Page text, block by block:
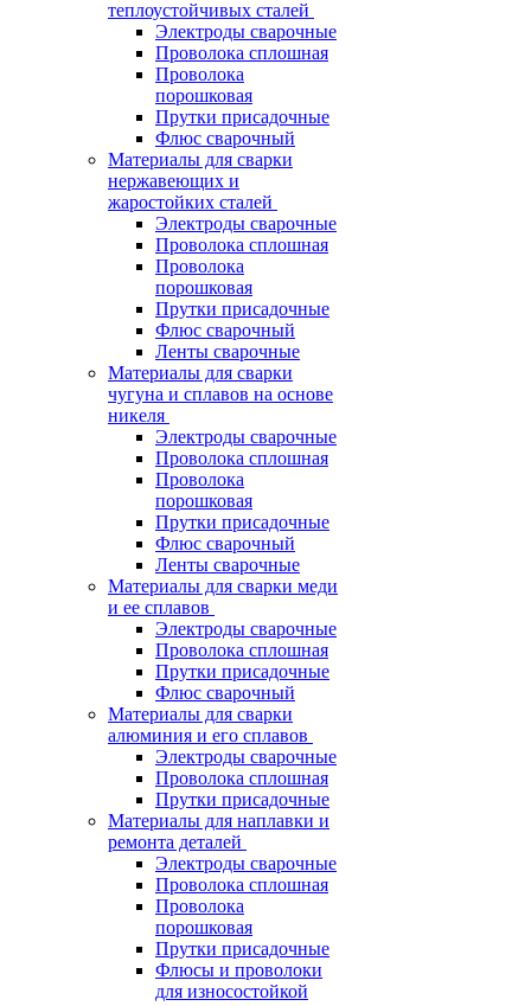
теплоустойчивых сталей
Электроды сварочные
Проволока сплошная
Проволока
порошковая
Прутки присадочные
Флюс сварочный
Материалы для сварки
нержавеющих и
жаростойких сталей
Электроды сварочные
Проволока сплошная
Проволока
порошковая
Прутки присадочные
Флюс сварочный
Ленты сварочные
Материалы для сварки
чугуна и сплавов на основе
никеля
Электроды сварочные
Проволока сплошная
Проволока
порошковая
Прутки присадочные
Флюс сварочный
Ленты сварочные
Материалы для сварки меди
и ее сплавов
Электроды сварочные
Проволока сплошная
Прутки присадочные
Флюс сварочный
Материалы для сварки
алюминия и его сплавов
Электроды сварочные
Проволока сплошная
Прутки присадочные
Материалы для наплавки и
ремонта деталей
Электроды сварочные
Проволока сплошная
Проволока
порошковая
Прутки присадочные
Флюсы и проволоки
для износостойкой